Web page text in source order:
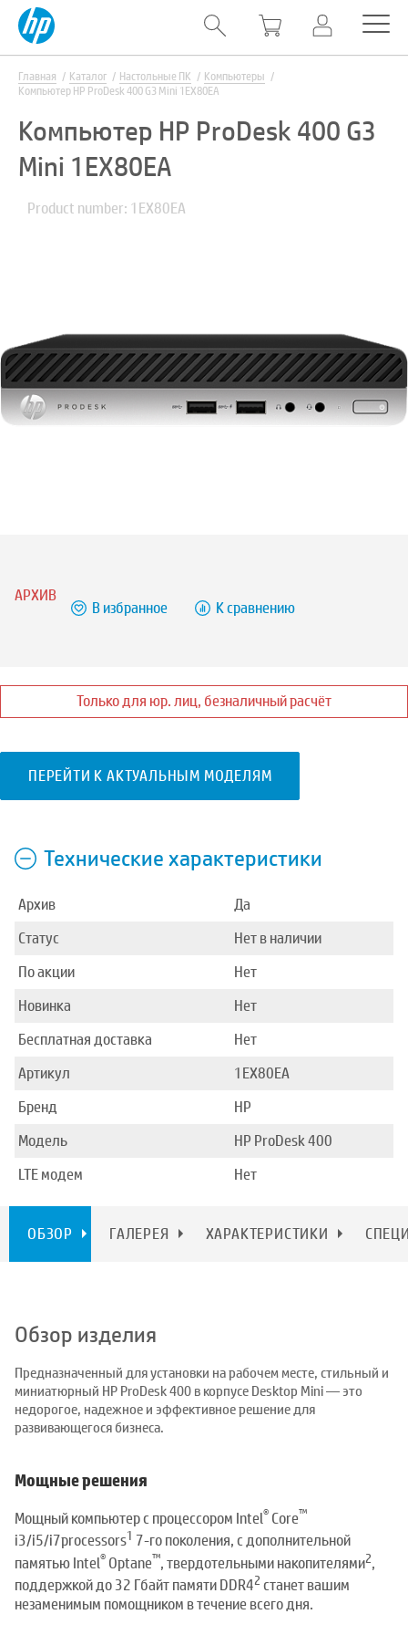
Главная Каталог Настольные ПК
Компьютеры
Компьютер HP ProDesk 400 G3 Mini 1EX80EA
Компьютер HP ProDesk 400 G3
Mini 1EX80EA
Product number: 1EX80EA
АРХИВ
В избранное К сравнению
Только для юр. лиц, безналичный расчёт
ПЕРЕЙТИ К АКТУАЛЬНЫМ МОДЕЛЯМ
Технические характеристики
Архив
Да
Статус
Нет в наличии
По акции
Нет
Новинка
Нет
Бесплатная доставка
Нет
Артикул
1EX80EA
Бренд
HP
Модель
HP ProDesk 400
LTE модем
Нет
ОБЗОР ГАЛЕРЕЯ ХАРАКТЕРИСТИКИ
Обзор изделия
Предназначенный для установки на рабочем месте, стильный и
миниатюрный HP ProDesk 400 в корпусе Desktop Mini — это
недорогое, надежное и эффективное решение для
развивающегося бизнеса.
Мощные решения
Мощный компьютер с процессором Intel® Core™
i3/i5/i7processors1 7-го поколения, с дополнительной
памятью Intel® Optane™, твердотельными накопителями2,
поддержкой до 32 Гбайт памяти DDR42 станет вашим
незаменимым помощником в течение всего дня.